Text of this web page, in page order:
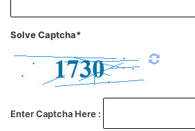
Solve Captcha*
Enter Captcha Here :